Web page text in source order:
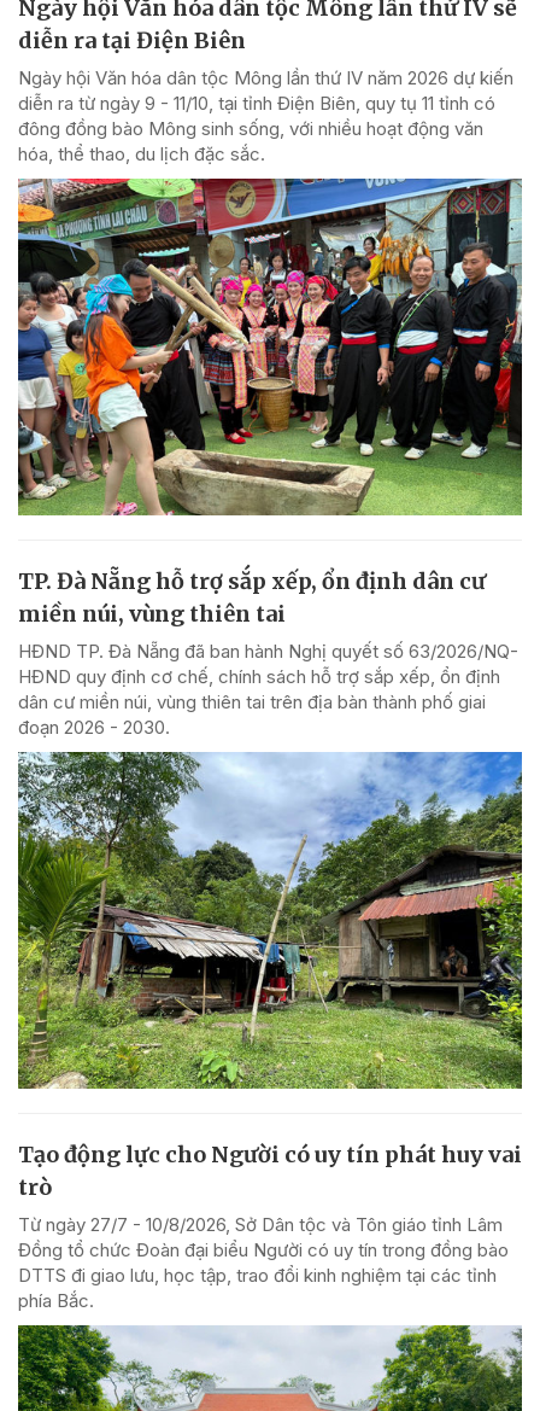
Ngày hội Văn hóa dân tộc Mông lần thứ IV sẽ
diễn ra tại Điện Biên
Ngày hội Văn hóa dân tộc Mông lần thứ IV năm 2026 dự kiến
diễn ra từ ngày 9 - 11/10, tại tỉnh Điện Biên, quy tụ 11 tỉnh có
đông đồng bào Mông sinh sống, với nhiều hoạt động văn
hóa, thể thao, du lịch đặc sắc.
TP. Đà Nẵng hỗ trợ sắp xếp, ổn định dân cư
miền núi, vùng thiên tai
HĐND TP. Đà Nẵng đã ban hành Nghị quyết số 63/2026/NQ-
HĐND quy định cơ chế, chính sách hỗ trợ sắp xếp, ổn định
dân cư miền núi, vùng thiên tai trên địa bàn thành phố giai
đoạn 2026 - 2030.
Tạo động lực cho Người có uy tín phát huy vai
trò
Từ ngày 27/7 - 10/8/2026, Sở Dân tộc và Tôn giáo tỉnh Lâm
Đồng tổ chức Đoàn đại biểu Người có uy tín trong đồng bào
DTTS đi giao lưu, học tập, trao đổi kinh nghiệm tại các tỉnh
phía Bắc.